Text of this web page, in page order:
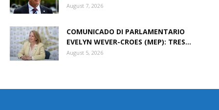
August 7, 2026
COMUNICADO DI PARLAMENTARIO
EVELYN WEVER-CROES (MEP): TRES...
August 5, 2026